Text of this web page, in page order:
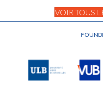
VOIR TOUS